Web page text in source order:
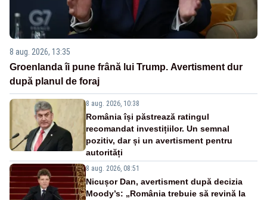
8 aug. 2026, 13:35
Groenlanda îi pune frână lui Trump. Avertisment dur
după planul de foraj
8 aug. 2026, 10:38
România își păstrează ratingul
recomandat investițiilor. Un semnal
pozitiv, dar și un avertisment pentru
autorități
8 aug. 2026, 08:51
Nicușor Dan, avertisment după decizia
Moody’s: „România trebuie să revină la